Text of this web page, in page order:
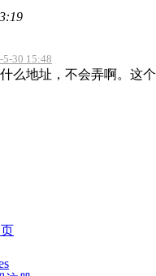
30 15:48
么地址，不会弄啊。这